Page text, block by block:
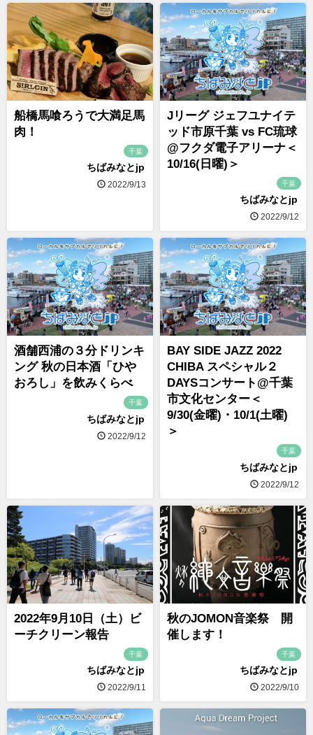
船橋馬喰ろうで大満足馬
肉！
千葉
ちばみなとjp
2022/9/13
Jリーグ ジェフユナイテ
ッド市原千葉 vs FC琉球
@フクダ電子アリーナ＜
10/16(日曜)＞
千葉
ちばみなとjp
2022/9/12
酒舗西浦の３分ドリンキ
ング 秋の日本酒「ひや
おろし」を飲みくらべ
千葉
ちばみなとjp
2022/9/12
BAY SIDE JAZZ 2022
CHIBA スペシャル２
DAYSコンサート@千葉
市文化センター＜
9/30(金曜)・10/1(土曜)
＞
千葉
ちばみなとjp
2022/9/12
2022年9月10日（土）ビ
ーチクリーン報告
千葉
ちばみなとjp
2022/9/11
秋のJOMON音楽祭 開
催します！
千葉
ちばみなとjp
2022/9/10